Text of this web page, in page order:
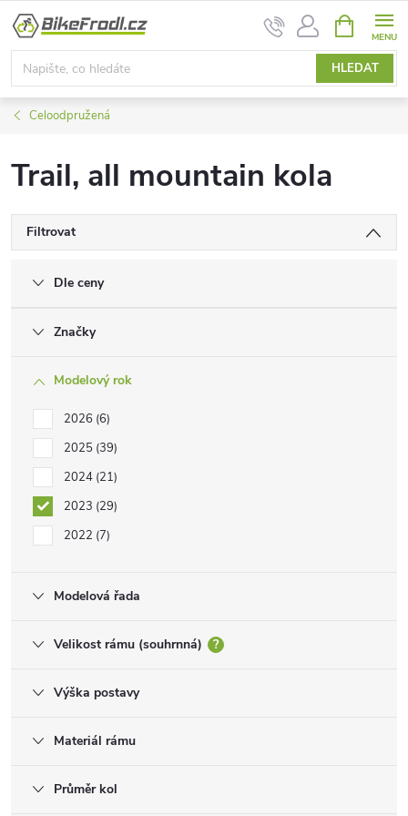
Přejít
obsah
HLEDAT
NÁKUPNÍ
KOŠÍK
Celoodpružená
Trail, all mountain kola
Filtrovat
Dle ceny
Značky
Modelový rok
2026 6
2025 39
2024 21
2023 29
2022 7
Modelová řada
Velikost rámu (souhrnná) ?
Výška postavy
Materiál rámu
Průměr kol